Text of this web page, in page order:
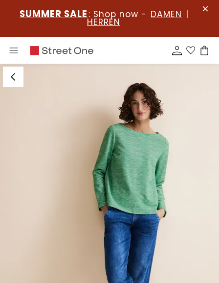
SUMMER SALE : Shop now - DAMEN |
HERREN